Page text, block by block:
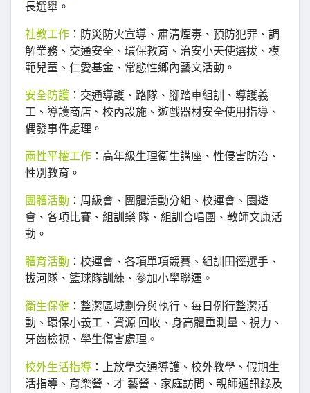
長選舉。
社教工作 ：防災防火宣導、肅清煙毒、預防犯罪、調
解業務、交通安全、環保教育、治安小天使選拔、模
範兒童、仁愛基金、常態性鄉內藝文活動。
安全防護 ：交通導護、路隊、腳踏車組訓、導護義
工、導護商店、校內設施、遊戲器材安全使用指導、
偶發事件處理。
兩性平權工作 ：高年級生理衛生講座、性侵害防治、
性別教育。
團體活動 ：周級會、團體活動分組、校運會、園遊
會、各項比賽、組訓樂 隊、組訓合唱團、教師文康活
動。
體育活動 ：校運會、各項單項競賽、組訓田徑選手、
拔河隊、籃球隊訓練、參加小學聯運。
衛生保健 ：整潔區域劃分與執行、每日例行整潔活
動、環保小義工、資源 回收、身高體重測量、視力、
牙齒檢視、學生傷害處理。
校外生活指導 ：上放學交通導護、校外教學、假期生
活指導、育樂營、才 藝營、家庭訪問、親師通訊錄及